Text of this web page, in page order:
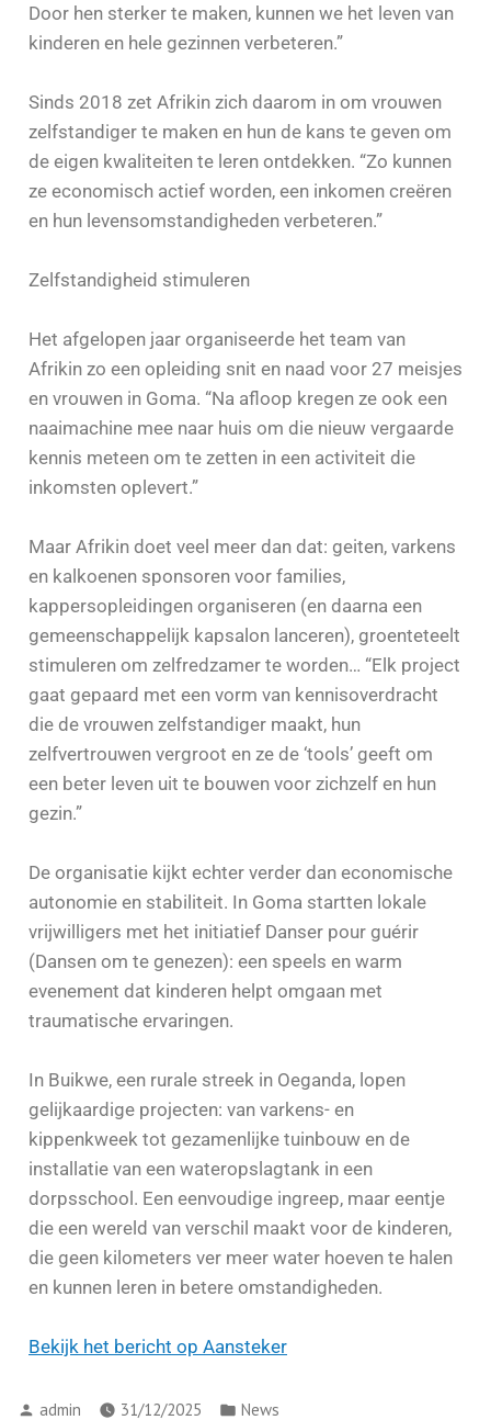
Door hen sterker te maken, kunnen we het leven van
kinderen en hele gezinnen verbeteren.”
Sinds 2018 zet Afrikin zich daarom in om vrouwen
zelfstandiger te maken en hun de kans te geven om
de eigen kwaliteiten te leren ontdekken. “Zo kunnen
ze economisch actief worden, een inkomen creëren
en hun levensomstandigheden verbeteren.”
Zelfstandigheid stimuleren
Het afgelopen jaar organiseerde het team van
Afrikin zo een opleiding snit en naad voor 27 meisjes
en vrouwen in Goma. “Na afloop kregen ze ook een
naaimachine mee naar huis om die nieuw vergaarde
kennis meteen om te zetten in een activiteit die
inkomsten oplevert.”
Maar Afrikin doet veel meer dan dat: geiten, varkens
en kalkoenen sponsoren voor families,
kappersopleidingen organiseren (en daarna een
gemeenschappelijk kapsalon lanceren), groenteteelt
stimuleren om zelfredzamer te worden… “Elk project
gaat gepaard met een vorm van kennisoverdracht
die de vrouwen zelfstandiger maakt, hun
zelfvertrouwen vergroot en ze de ‘tools’ geeft om
een beter leven uit te bouwen voor zichzelf en hun
gezin.”
De organisatie kijkt echter verder dan economische
autonomie en stabiliteit. In Goma startten lokale
vrijwilligers met het initiatief Danser pour guérir
(Dansen om te genezen): een speels en warm
evenement dat kinderen helpt omgaan met
traumatische ervaringen.
In Buikwe, een rurale streek in Oeganda, lopen
gelijkaardige projecten: van varkens- en
kippenkweek tot gezamenlijke tuinbouw en de
installatie van een wateropslagtank in een
dorpsschool. Een eenvoudige ingreep, maar eentje
die een wereld van verschil maakt voor de kinderen,
die geen kilometers ver meer water hoeven te halen
en kunnen leren in betere omstandigheden.
Bekijk het bericht op Aansteker
admin 31/12/2025 News